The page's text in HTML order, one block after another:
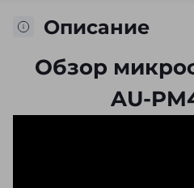
Описание
Обзор
AU-